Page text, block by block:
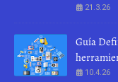
21.3.26
Guía
10.4.26